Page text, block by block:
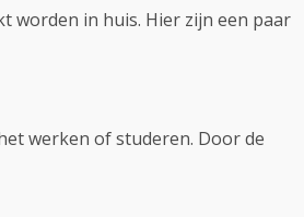
worden in huis. Hier zijn een paar
werken of studeren. Door de